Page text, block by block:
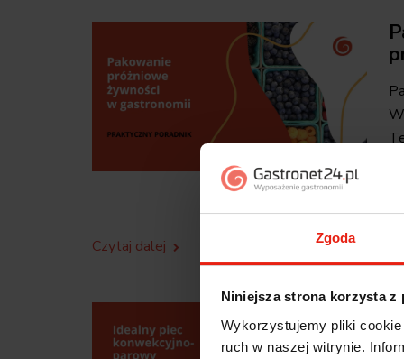
Zgoda
Niniejsza strona korzysta z
Wykorzystujemy pliki
ruch w naszej witrynie.
Czytaj dalej